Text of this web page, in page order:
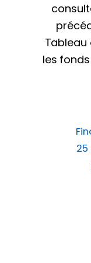
les